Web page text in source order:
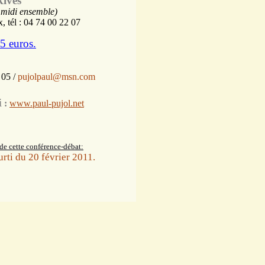
ensemble)
tél : 04 74 00 22 07
euros.
/pujolpaul@msn.com
: www.paul-pujol.net
cette conférence-débat:
du 20 février 2011.